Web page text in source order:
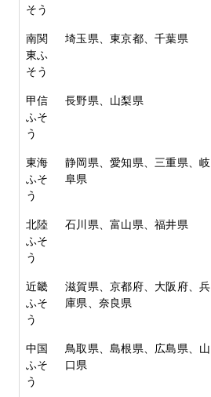
そう
南関
東ふ
そう
埼玉県、東京都、千葉県
甲信
ふそ
う
長野県、山梨県
東海
ふそ
う
静岡県、愛知県、三重県、岐
阜県
北陸
ふそ
う
石川県、富山県、福井県
近畿
ふそ
う
滋賀県、京都府、大阪府、兵
庫県、奈良県
中国
ふそ
う
鳥取県、島根県、広島県、山
口県